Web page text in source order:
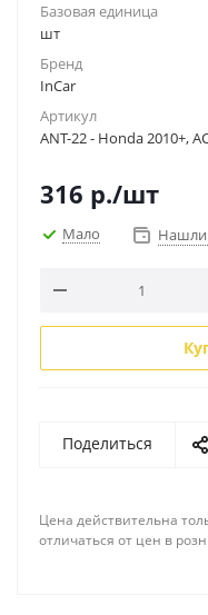
Базовая единица
шт
Бренд
InCar
Артикул
ANT-22 - Honda 2010+,
316 р./шт
Мало Нашли
Поделиться
Цена действительна
отличаться от цен в